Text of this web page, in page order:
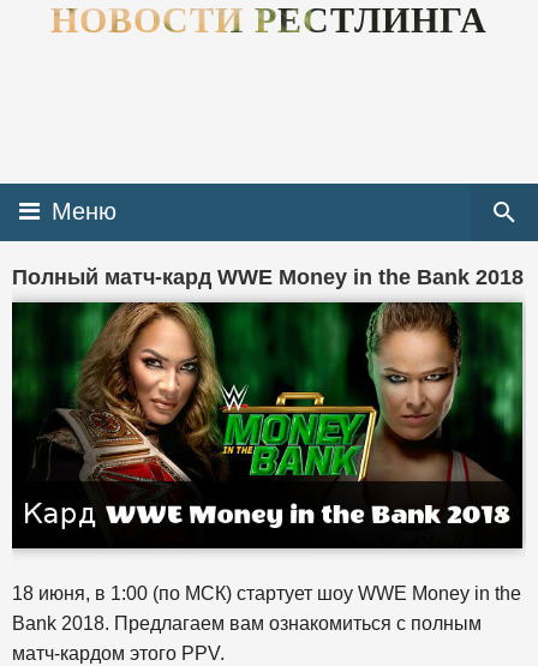
НОВОСТИ РЕСТЛИНГА
Меню
Полный матч-кард WWE Money in the Bank 2018
18 июня, в 1:00 (по МСК) стартует шоу WWE Money in the
Bank 2018. Предлагаем вам ознакомиться с полным
матч-кардом этого PPV.